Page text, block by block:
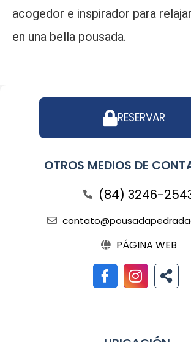
acogedor e inspirador para
en una bella pousada.
RESERVAR
OTROS MEDIOS DE
(84) 3246-
PÁGINA WEB